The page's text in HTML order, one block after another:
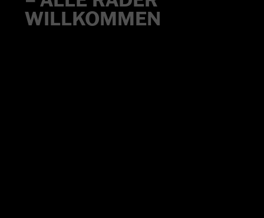
WILLKOMMEN